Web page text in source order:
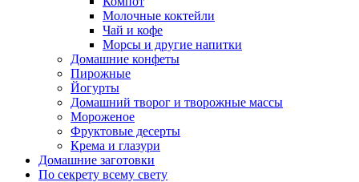
Молочные коктейли
Чай и кофе
Морсы и другие напитки
Домашние конфеты
Пирожные
Йогурты
Домашний творог и творожные массы
Мороженое
Фруктовые десерты
Крема и глазури
Домашние заготовки
По секрету всему свету